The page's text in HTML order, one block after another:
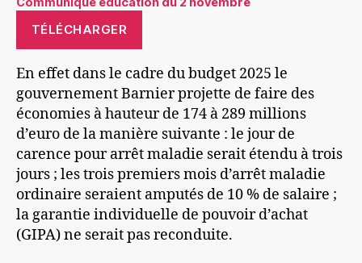
TÉLÉCHARGER
En effet dans le cadre du budget 2025 le
gouvernement Barnier projette de faire des
économies à hauteur de 174 à 289 millions
d’euro de la manière suivante : le jour de
carence pour arrêt maladie serait étendu à trois
jours ; les trois premiers mois d’arrêt maladie
ordinaire seraient amputés de 10 % de salaire ;
la garantie individuelle de pouvoir d’achat
(GIPA) ne serait pas reconduite.